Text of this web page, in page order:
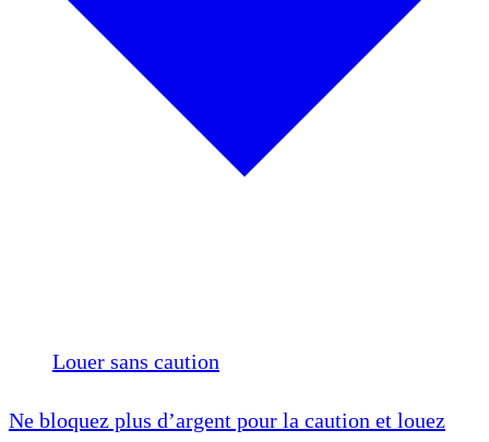
Louer sans caution
Ne bloquez plus d’argent pour la caution et louez